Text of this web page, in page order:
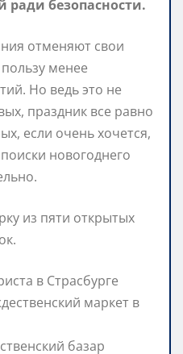
ради безопасности.
отменяют свои
менее
Но ведь это не
праздник все равно
если очень хочется,
новогоднего
из пяти открытых
в Страсбурге
маркет в
базар